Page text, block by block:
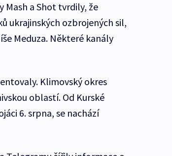
a Shot tvrdily, že
ukrajinských ozbrojených sil,
Meduza. Některé kanály
Klimovský okres
oblastí. Od Kurské
6. srpna, se nachází